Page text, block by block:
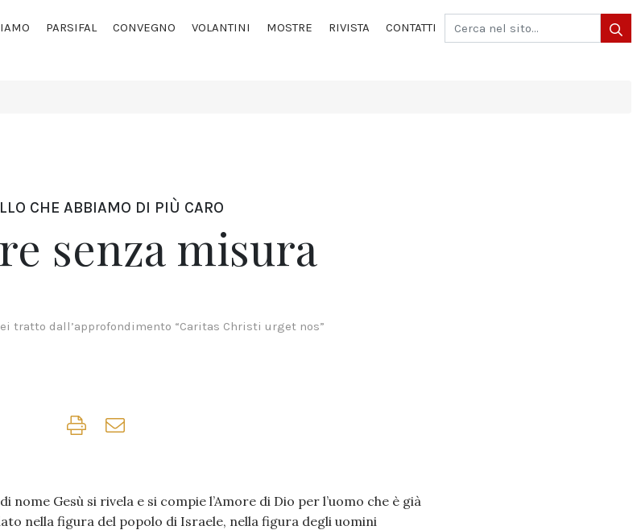
PARSIFAL CONVEGNO VOLANTINI MOSTRE RIVISTA CONTATTI
CHE ABBIAMO DI PIÙ CARO
senza misura
tratto dall’approfondimento “Caritas Christi urget nos”
nome Gesù si rivela e si compie l’Amore di Dio per l’uomo che è già
nella figura del popolo di Israele, nella figura degli uomini